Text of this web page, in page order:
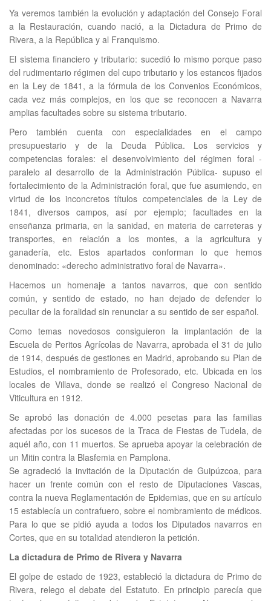
Ya veremos también la evolución y adaptación del Consejo Foral
a la Restauración, cuando nació, a la Dictadura de Primo de
Rivera, a la República y al Franquismo.
El sistema financiero y tributario: sucedió lo mismo porque paso
del rudimentario régimen del cupo tributario y los estancos fijados
en la Ley de 1841, a la fórmula de los Convenios Económicos,
cada vez más complejos, en los que se reconocen a Navarra
amplias facultades sobre su sistema tributario.
Pero también cuenta con especialidades en el campo
presupuestario y de la Deuda Pública. Los servicios y
competencias forales: el desenvolvimiento del régimen foral -
paralelo al desarrollo de la Administración Pública- supuso el
fortalecimiento de la Administración foral, que fue asumiendo, en
virtud de los inconcretos títulos competenciales de la Ley de
1841, diversos campos, así por ejemplo; facultades en la
enseñanza primaria, en la sanidad, en materia de carreteras y
transportes, en relación a los montes, a la agricultura y
ganadería, etc. Estos apartados conforman lo que hemos
denominado: «derecho administrativo foral de Navarra».
Hacemos un homenaje a tantos navarros, que con sentido
común, y sentido de estado, no han dejado de defender lo
peculiar de la foralidad sin renunciar a su sentido de ser español.
Como temas novedosos consiguieron la implantación de la
Escuela de Peritos Agrícolas de Navarra, aprobada el 31 de julio
de 1914, después de gestiones en Madrid, aprobando su Plan de
Estudios, el nombramiento de Profesorado, etc. Ubicada en los
locales de Villava, donde se realizó el Congreso Nacional de
Viticultura en 1912.
Se aprobó las donación de 4.000 pesetas para las familias
afectadas por los sucesos de la Traca de Fiestas de Tudela, de
aquél año, con 11 muertos. Se aprueba apoyar la celebración de
un Mitin contra la Blasfemia en Pamplona.
Se agradeció la invitación de la Diputación de Guipúzcoa, para
hacer un frente común con el resto de Diputaciones Vascas,
contra la nueva Reglamentación de Epidemias, que en su artículo
15 establecía un contrafuero, sobre el nombramiento de médicos.
Para lo que se pidió ayuda a todos los Diputados navarros en
Cortes, que en su totalidad atendieron la petición.
La dictadura de Primo de Rivera y Navarra
El golpe de estado de 1923, estableció la dictadura de Primo de
Rivera, relego el debate del Estatuto. En principio parecía que